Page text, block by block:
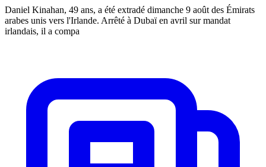
Daniel Kinahan, 49 ans, a été extradé dimanche 9 août des Émirats
arabes unis vers l'Irlande. Arrêté à Dubaï en avril sur mandat
irlandais, il a compa